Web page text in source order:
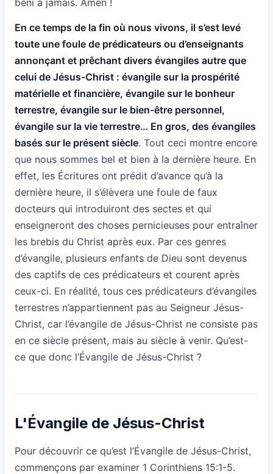
béni à jamais. Amen !
En ce temps de la fin où nous vivons, il s’est levé
toute une foule de prédicateurs ou d’enseignants
annonçant et prêchant divers évangiles autre que
celui de Jésus-Christ : évangile sur la prospérité
matérielle et financière, évangile sur le bonheur
terrestre, évangile sur le bien-être personnel,
évangile sur la vie terrestre… En gros, des évangiles
basés sur le présent siècle. Tout ceci montre encore
que nous sommes bel et bien à la dernière heure. En
effet, les Écritures ont prédit d’avance qu’à la
dernière heure, il s’élèvera une foule de faux
docteurs qui introduiront des sectes et qui
enseigneront des choses pernicieuses pour entraîner
les brebis du Christ après eux. Par ces genres
d’évangile, plusieurs enfants de Dieu sont devenus
des captifs de ces prédicateurs et courent après
ceux-ci. En réalité, tous ces prédicateurs d’évangiles
terrestres n’appartiennent pas au Seigneur Jésus-
Christ, car l’évangile de Jésus-Christ ne consiste pas
en ce siècle présent, mais au siècle à venir. Qu’est-
ce que donc l’Évangile de Jésus-Christ ?
L'Évangile de Jésus-Christ
Pour découvrir ce qu’est l’Évangile de Jésus-Christ,
commençons par examiner 1 Corinthiens 15:1-5.